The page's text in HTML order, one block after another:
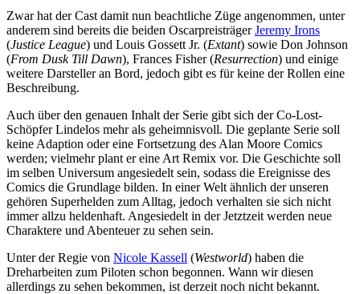
Zwar hat der Cast damit nun beachtliche Züge angenommen, unter
anderem sind bereits die beiden OscarpreisträgerJeremy Irons
(Justice League) und Louis Gossett Jr. (Extant) sowie Don Johnson
(From Dusk Till Dawn), Frances Fisher (Resurrection) und einige
weitere Darsteller an Bord, jedoch gibt es für keine der Rollen eine
Beschreibung.
Auch über den genauen Inhalt der Serie gibt sich der Co-Lost-
Schöpfer Lindelos mehr als geheimnisvoll. Die geplante Serie soll
keine Adaption oder eine Fortsetzung des Alan Moore Comics
werden; vielmehr plant er eine Art Remix vor. Die Geschichte soll
im selben Universum angesiedelt sein, sodass die Ereignisse des
Comics die Grundlage bilden. In einer Welt ähnlich der unseren
gehören Superhelden zum Alltag, jedoch verhalten sie sich nicht
immer allzu heldenhaft. Angesiedelt in der Jetztzeit werden neue
Charaktere und Abenteuer zu sehen sein.
Unter der Regie von Nicole Kassell (Westworld) haben die
Dreharbeiten zum Piloten schon begonnen. Wann wir diesen
allerdings zu sehen bekommen, ist derzeit noch nicht bekannt.